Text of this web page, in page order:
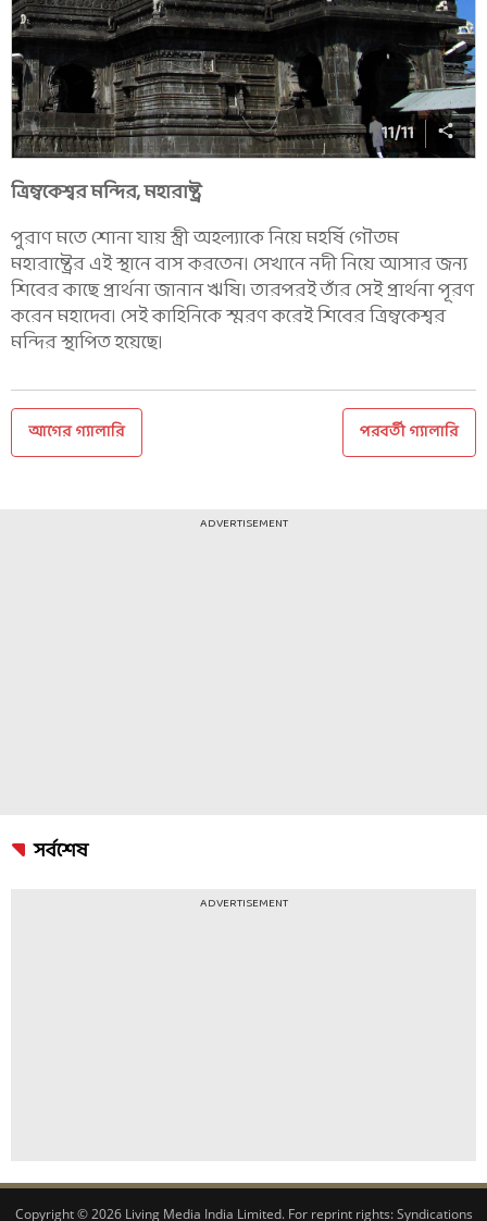
11/11
ত্রিম্বকেশ্বর মন্দির, মহারাষ্ট্র
পুরাণ মতে শোনা যায় স্ত্রী অহল্যাকে নিয়ে মহর্ষি গৌতম
মহারাষ্ট্রের এই স্থানে বাস করতেন। সেখানে নদী নিয়ে আসার জন্য
শিবের কাছে প্রার্থনা জানান ঋষি৷ তারপরই তাঁর সেই প্রার্থনা পূরণ
করেন মহাদেব। সেই কাহিনিকে স্মরণ করেই শিবের ত্রিম্বকেশ্বর
মন্দির স্থাপিত হয়েছে।
আগের গ্যালারি পরবর্তী গ্যালারি
ADVERTISEMENT
সর্বশেষ
ADVERTISEMENT
Copyright © 2026 Living Media India Limited. For reprint rights:Syndications